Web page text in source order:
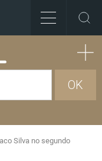
OK
Silva no segundo